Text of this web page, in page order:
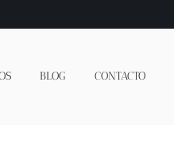
BLOG CONTACTO